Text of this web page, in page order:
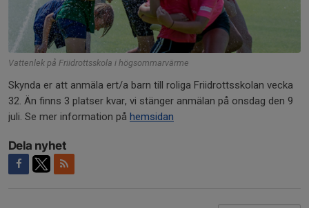
Vattenlek på Friidrottsskola i högsommarvärme
Skynda er att anmäla ert/a barn till roliga Friidrottsskolan vecka
32. Än finns 3 platser kvar, vi stänger anmälan på onsdag den 9
juli. Se mer information på hemsidan
Dela nyhet